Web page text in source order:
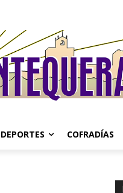
DEPORTES COFRADÍAS